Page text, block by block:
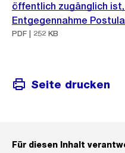
öffentlich zugänglich ist,
Entgegennahme
PDF | 252 KB
Seite drucken
Für diesen Inhalt